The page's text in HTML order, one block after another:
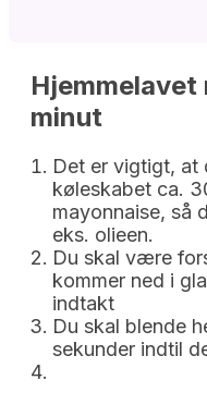
Hjemmelavet
minut
Det er vigtigt,
køleskabet ca.
mayonnaise, så
eks. olieen.
Du skal være
kommer ned i
indtakt
Du skal blende
sekunder indtil